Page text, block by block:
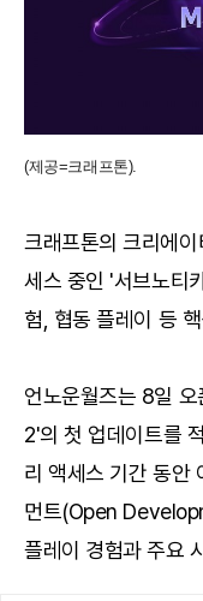
(제공=크래프톤).
크래프톤의 크리에
세스 중인 '서브노티
험, 협동 플레이 등
언노운월즈는 8일
2'의 첫 업데이트를
리 액세스 기간 동안
먼트(Open
플레이 경험과 주요